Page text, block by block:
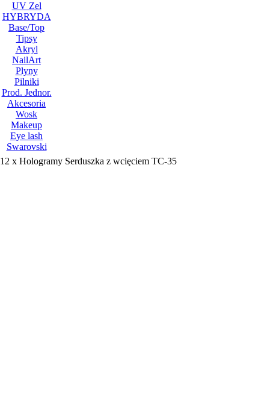
UV Zel
HYBRYDA
Base/Top
Tipsy
Akryl
NailArt
Plyny
Pilniki
Prod. Jednor.
Akcesoria
Wosk
Makeup
Eye lash
Swarovski
12 x Hologramy Serduszka z wcięciem TC-35